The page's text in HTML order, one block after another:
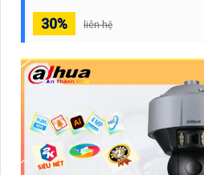
30% liên hệ